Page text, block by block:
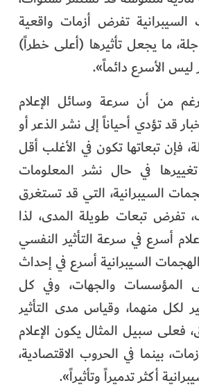
تفرض أزمات واقعية
ما يجعل تأثيرها (أعلى خطراً)
ليس الأسرع دائماً».
من أن سرعة وسائل الإعلام
قد تؤدي أحياناً إلى نشر الذعر أو
فإن تبعاتها تكون في الأغلب أقل
في حال نشر المعلومات
السيبرانية، التي قد تستغرق
تفرض تبعات طويلة المدى، لذا
أسرع في سرعة التأثير النفسي
السيبرانية أسرع في إحداث
والجهات، وفي كل
لكل منهما، وقياس مدى التأثير
فعلى سبيل المثال يكون الإعلام
بينما في الحروب الاقتصادية،
أكثر تدميراً وتأثيراً».